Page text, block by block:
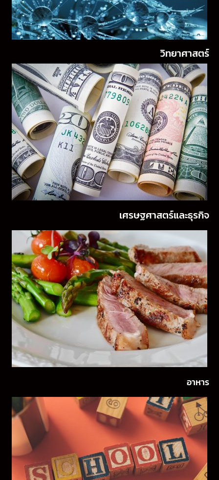
วิทยาศาสตร์
เศรษฐศาสตร์และธุรกิจ
อาหาร